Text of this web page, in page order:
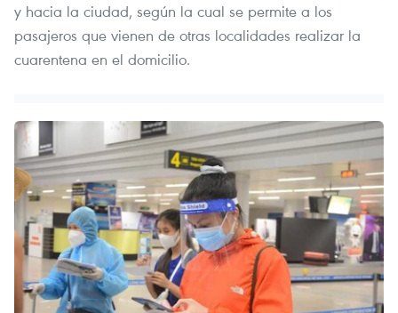
y hacia la ciudad, según la cual se permite a los
pasajeros que vienen de otras localidades realizar la
cuarentena en el domicilio.